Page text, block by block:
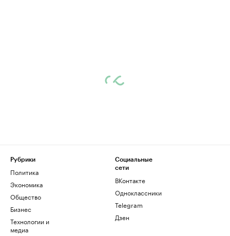
Рубрики
Политика
Экономика
Общество
Бизнес
Технологии и
медиа
Социальные
сети
ВКонтакте
Одноклассники
Telegram
Дзен